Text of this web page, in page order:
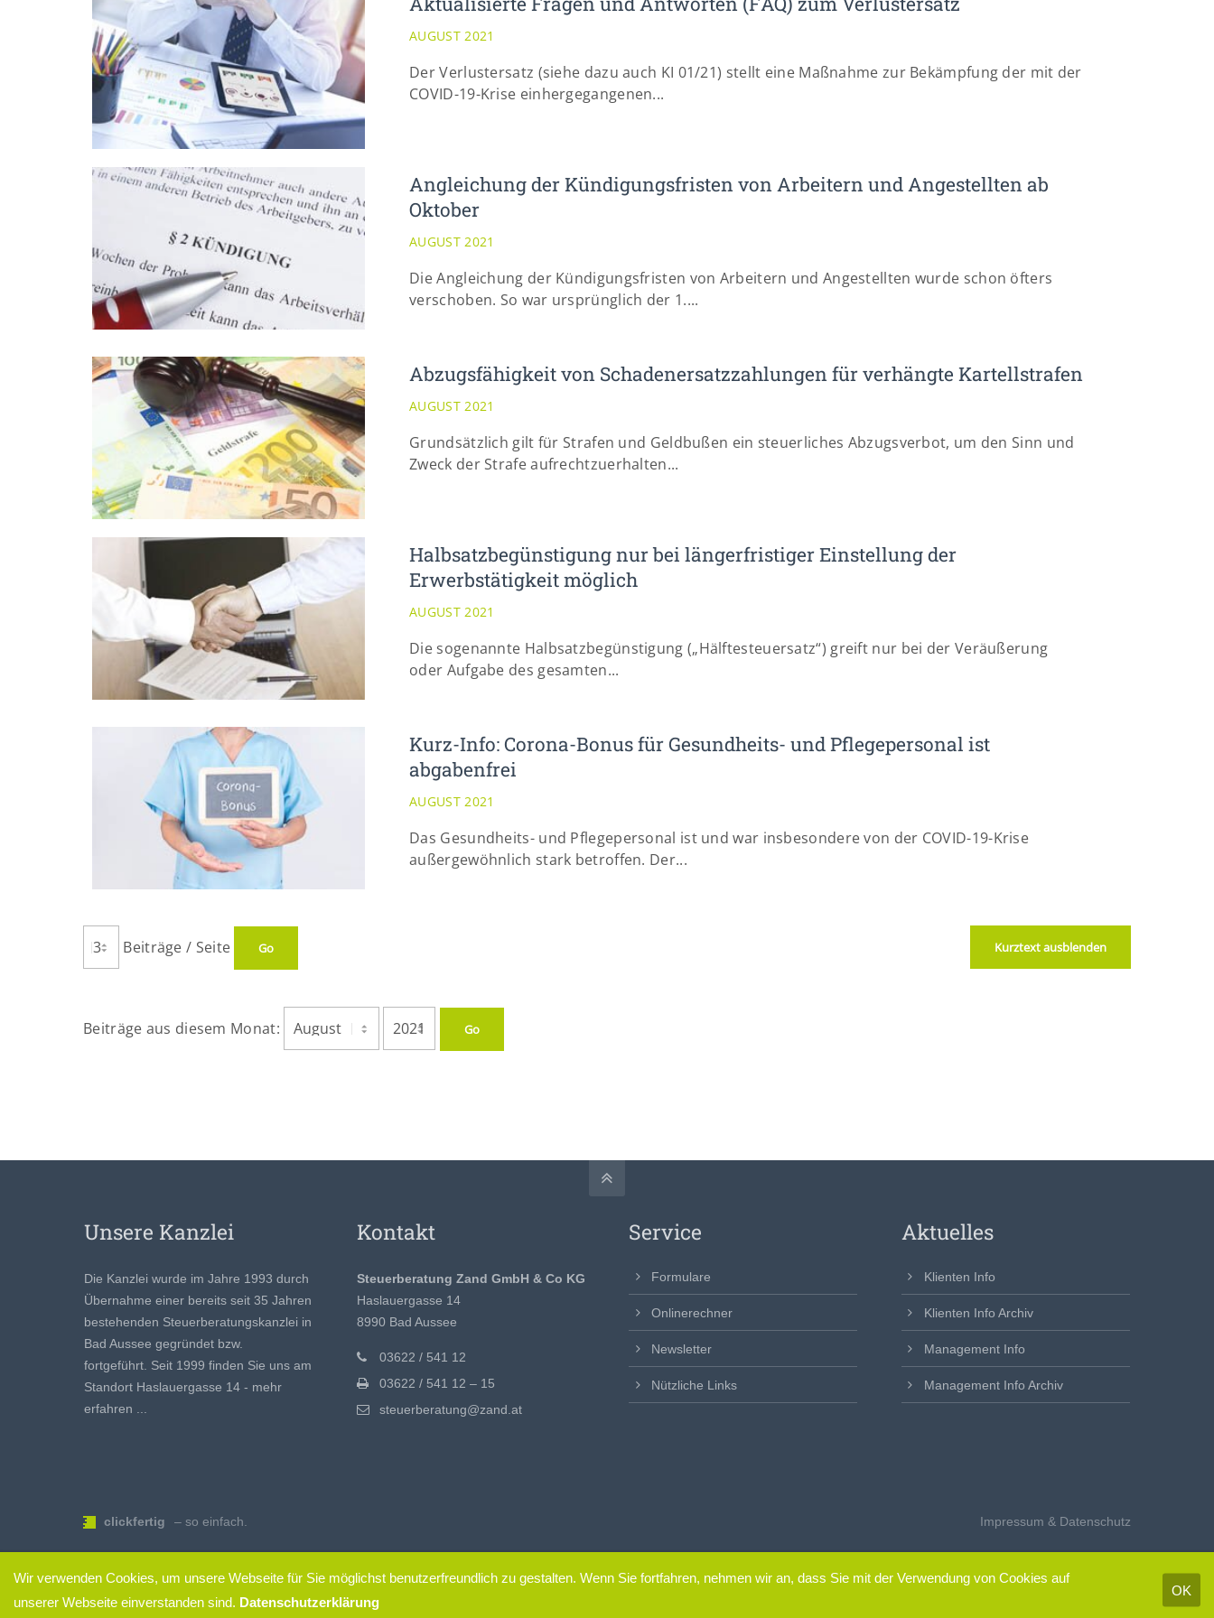
AUGUST 2021
Der Verlustersatz (siehe dazu auch KI 01/21) stellt eine Maßnahme zur Bekämpfung der mit der
COVID-19-Krise einhergegangenen...
Angleichung der Kündigungsfristen von Arbeitern und Angestellten ab
Oktober
AUGUST 2021
Die Angleichung der Kündigungsfristen von Arbeitern und Angestellten wurde schon öfters
verschoben. So war ursprünglich der 1....
Abzugsfähigkeit von Schadenersatzzahlungen für verhängte Kartellstrafen
AUGUST 2021
Grundsätzlich gilt für Strafen und Geldbußen ein steuerliches Abzugsverbot, um den Sinn und
Zweck der Strafe aufrechtzuerhalten...
Halbsatzbegünstigung nur bei längerfristiger Einstellung der
Erwerbstätigkeit möglich
AUGUST 2021
Die sogenannte Halbsatzbegünstigung („Hälftesteuersatz“) greift nur bei der Veräußerung
oder Aufgabe des gesamten...
Kurz-Info: Corona-Bonus für Gesundheits- und Pflegepersonal ist
abgabenfrei
AUGUST 2021
Das Gesundheits- und Pflegepersonal ist und war insbesondere von der COVID-19-Krise
außergewöhnlich stark betroffen. Der...
Beiträge / Seite Kurztext ausblenden
Beiträge aus diesem Monat:
Unsere Kanzlei
Die Kanzlei wurde im Jahre 1993 durch
Übernahme einer bereits seit 35 Jahren
bestehenden Steuerberatungskanzlei in
Bad Aussee gegründet bzw.
fortgeführt. Seit 1999 finden Sie uns am
Standort Haslauergasse 14 - mehr
erfahren ...
Kontakt
Steuerberatung Zand GmbH & Co KG
Haslauergasse 14
8990 Bad Aussee
03622 / 541 12
03622 / 541 12 – 15
steuerberatung@zand.at
Service
Formulare
Onlinerechner
Newsletter
Nützliche Links
Aktuelles
Klienten Info
Klienten Info Archiv
Management Info
Management Info Archiv
clickfertig – so einfach. Impressum & Datenschutz
Wir verwenden Cookies, um unsere Webseite für Sie möglichst benutzerfreundlich zu gestalten. Wenn Sie fortfahren, nehmen wir an, dass Sie mit der Verwendung von Cookies auf
unserer Webseite einverstanden sind. Datenschutzerklärung
OK